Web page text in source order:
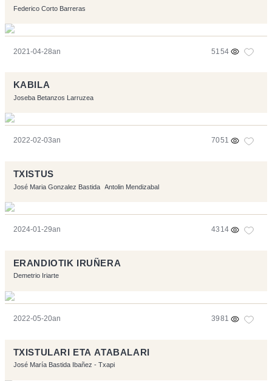
Federico Corto Barreras
2021-04-28an 5154
KABILA
Joseba Betanzos Larruzea
2022-02-03an 7051
TXISTUS
José Maria Gonzalez Bastida Antolin Mendizabal
2024-01-29an 4314
ERANDIOTIK IRUÑERA
Demetrio Iriarte
2022-05-20an 3981
TXISTULARI ETA ATABALARI
José María Bastida Ibañez - Txapi